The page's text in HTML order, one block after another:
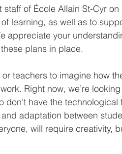
of École Allain St-Cyr
learning, as well as to
appreciate your
plans in place.
teachers to imagine how
Right now, we’re
have the technological
adaptation between
will require creativity,